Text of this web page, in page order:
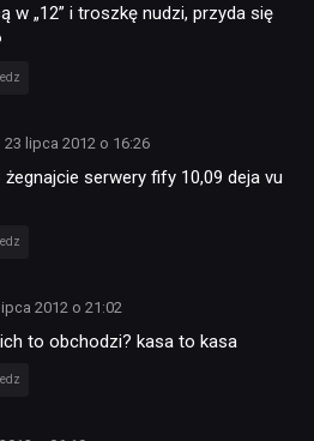
w „12” i troszkę nudzi, przyda się
23 lipca 2012 o 16:26
serwery fify 10,09 deja vu
2012 o 21:02
to obchodzi? kasa to kasa